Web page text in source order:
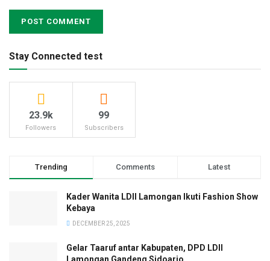
Stay Connected test
23.9k
Followers
99
Subscribers
Trending Comments Latest
Kader Wanita LDII Lamongan Ikuti Fashion Show
Kebaya
DECEMBER 25, 2025
Gelar Taaruf antar Kabupaten, DPD LDII